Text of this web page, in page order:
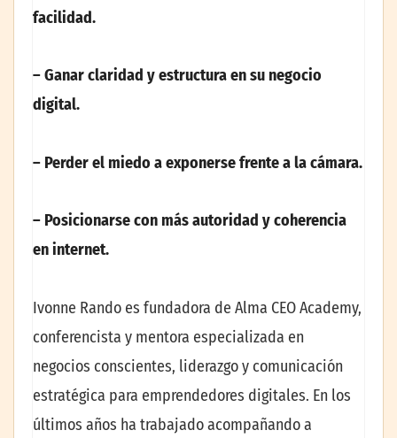
facilidad.
– Ganar claridad y estructura en su negocio
digital.
– Perder el miedo a exponerse frente a la cámara.
– Posicionarse con más autoridad y coherencia
en internet.
Ivonne Rando es fundadora de Alma CEO Academy,
conferencista y mentora especializada en
negocios conscientes, liderazgo y comunicación
estratégica para emprendedores digitales. En los
últimos años ha trabajado acompañando a